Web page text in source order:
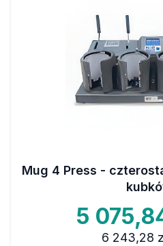
Mug 4 Press -
5
6 243,28